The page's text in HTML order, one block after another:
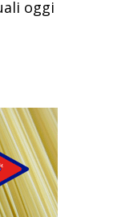
oggi